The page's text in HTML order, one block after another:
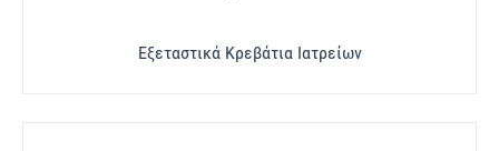
Εξεταστικά Κρεβάτια Ιατρείων